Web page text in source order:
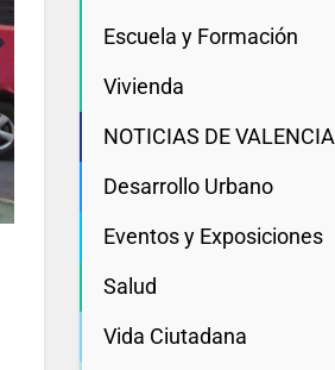
Escuela y Formación
Vivienda
NOTICIAS DE VALENCIA
Desarrollo Urbano
Eventos y Exposiciones
Salud
Vida Ciutadana